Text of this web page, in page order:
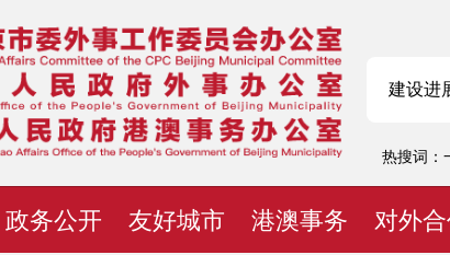
热搜词：
政务公开 友好城市 港澳事务 对外